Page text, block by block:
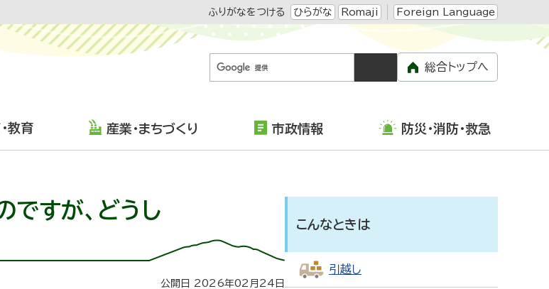
ふりがなをつける ひらがな Romaji Foreign Language
総合トップへ
教育 産業・まちづくり 市政情報 防災・消防・救急
ですが、どうし
公開日 2026年02月24日
こんなときは
引越し